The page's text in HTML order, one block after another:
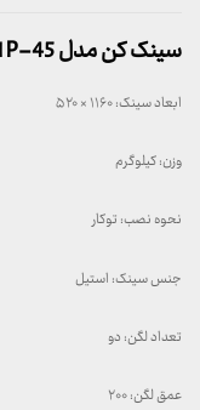
سینک کن مدل 8031P-45 توکار
ابعاد سینک: ۱۱۶۰ × ۵۲۰
وزن: کیلوگرم
نحوه نصب: توکار
جنس سینک: استیل
تعداد لگن: دو
عمق لگن: ۲۰۰